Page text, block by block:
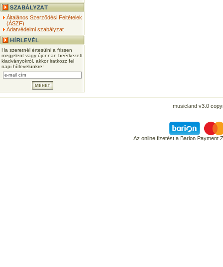
Általános Szerződési Feltételek
(ÁSZF)
Adatvédelmi szabályzat
Ha szeretnél értesülni a frissen
megjelent vagy újonnan beérkezett
kiadványokról, akkor iratkozz fel
napi hírlevelünkre!
musicland v3.0
Az online fizetést a Barion Payment